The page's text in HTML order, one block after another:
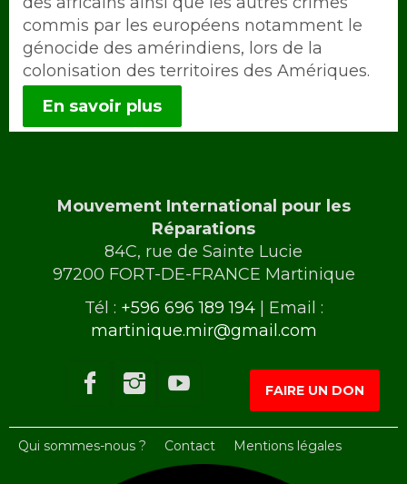
commis par les européens notamment le
génocide des amérindiens, lors de la
colonisation des territoires des Amériques.
En savoir plus
Mouvement International pour les
Réparations
84C, rue de Sainte Lucie
97200 FORT-DE-FRANCE Martinique
Tél : +596 696 189 194| Email :
martinique.mir@gmail.com
FAIRE UN DON
Qui sommes-nous ? Contact Mentions légales